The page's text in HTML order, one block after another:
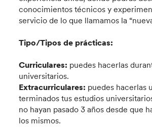
conocimientos técnicos y
servicio de lo que llamamos la
Tipo/Tipos de prácticas:
Curriculares: puedes hacerlas
universitarios.
Extracurriculares: puedes hacerlas
terminados tus estudios
no hayan pasado 3 años desde que
los mismos.